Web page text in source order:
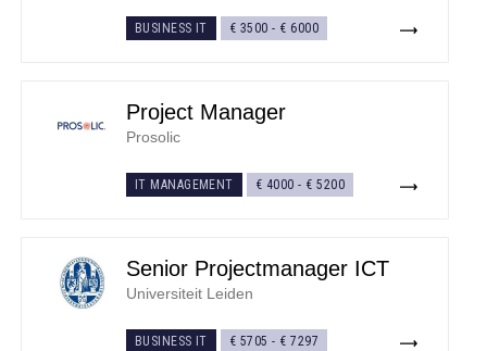
BUSINESS IT € 3500 - € 6000
Project Manager
Prosolic
IT MANAGEMENT € 4000 - € 5200
Senior Projectmanager ICT
Universiteit Leiden
BUSINESS IT € 5705 - € 7297